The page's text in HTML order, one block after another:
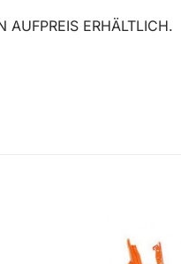
AUFPREIS ERHÄLTLICH.